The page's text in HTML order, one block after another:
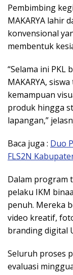
Pembimbing
MAKARYA lahir
konvensional
membentuk
“Selama ini PKL
MAKARYA,
kemampuan
produk hingga
lapangan,”
Baca juga : Duo
FLS2N
Dalam program
pelaku IKM
penuh. Mereka
video kreatif,
branding digital
Seluruh proses
evaluasi